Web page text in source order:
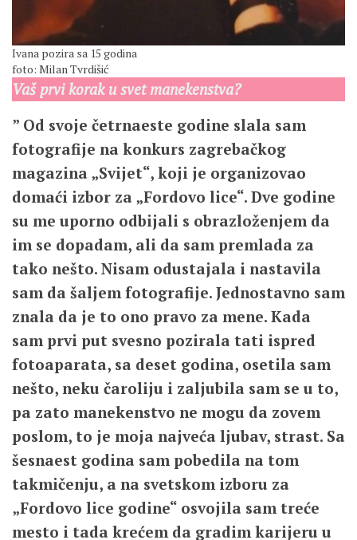
Ivana pozira sa 15 godina
foto: Milan Tvrdišić
Vaš prvi korak u svet manekenstva?
” Od svoje četrnaeste godine slala sam
fotografije na konkurs zagrebačkog
magazina „Svijet“, koji je organizovao
domaći izbor za „Fordovo lice“. Dve godine
su me uporno odbijali s obrazloženjem da
im se dopadam, ali da sam premlada za
tako nešto. Nisam odustajala i nastavila
sam da šaljem fotografije. Jednostavno sam
znala da je to ono pravo za mene. Kada
sam prvi put svesno pozirala tati ispred
fotoaparata, sa deset godina, osetila sam
nešto, neku čaroliju i zaljubila sam se u to,
pa zato manekenstvo ne mogu da zovem
poslom, to je moja najveća ljubav, strast. Sa
šesnaest godina sam pobedila na tom
takmičenju, a na svetskom izboru za
„Fordovo lice godine“ osvojila sam treće
mesto i tada krećem da gradim karijeru u